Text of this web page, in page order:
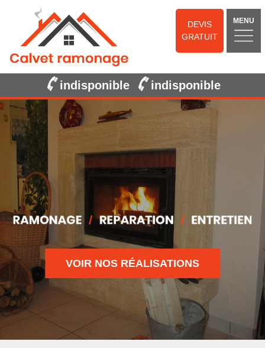
DEVIS
GRATUIT
MENU
indisponible indisponible
VOIR NOS RÉALISATIONS